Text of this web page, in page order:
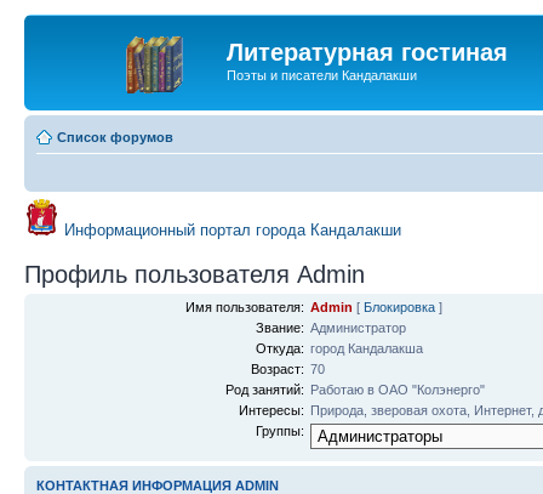
Литературная гостиная
Поэты и писатели Кандалакши
Список форумов
Информационный портал города Кандалакши
Профиль пользователя Admin
Имя пользователя: Admin [ Блокировка]
Звание: Администратор
Откуда: город Кандалакша
Возраст: 70
Род занятий: Работаю в ОАО "Колэнерго"
Интересы: Природа, зверовая охота, Интернет,
Группы:
КОНТАКТНАЯ ИНФОРМАЦИЯ ADMIN